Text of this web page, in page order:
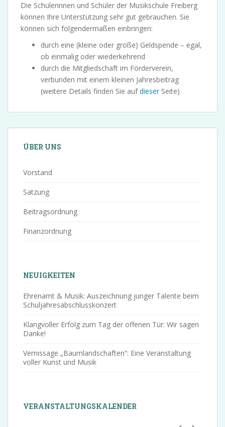
Die Schülerinnen und Schüler der Musikschule Freiberg
können Ihre Unterstützung sehr gut gebrauchen. Sie
können sich folgendermaßen einbringen:
durch eine (kleine oder große) Geldspende – egal,
ob einmalig oder wiederkehrend
durch die Mitgliedschaft im Förderverein,
verbunden mit einem kleinen Jahresbeitrag
(weitere Details finden Sie aufdieserSeite)
ÜBER UNS
Vorstand
Satzung
Beitragsordnung
Finanzordnung
NEUIGKEITEN
Ehrenamt & Musik: Auszeichnung junger Talente beim
Schuljahresabschlusskonzert
Klangvoller Erfolg zum Tag der offenen Tür: Wir sagen
Danke!
Vernissage „Baumlandschaften“: Eine Veranstaltung
voller Kunst und Musik
VERANSTALTUNGSKALENDER